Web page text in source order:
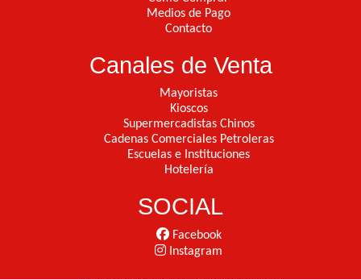
Medios de Pago
Contacto
Canales de Venta
Mayoristas
Kioscos
Supermercadistas Chinos
Cadenas Comerciales Petroleras
Escuelas e Instituciones
Hotelería
SOCIAL
Facebook
Instagram